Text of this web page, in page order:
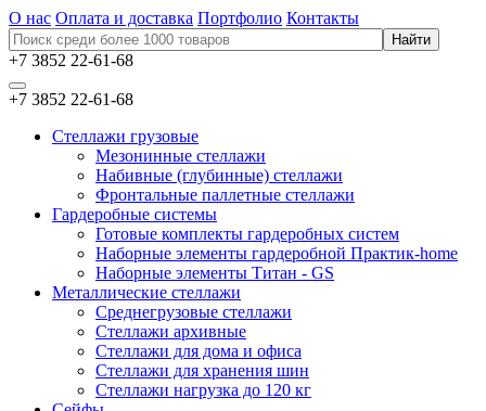
О нас Оплата и доставка Портфолио Контакты
+7 3852 22-61-68
+7 3852 22-61-68
Стеллажи грузовые
Мезонинные стеллажи
Набивные (глубинные) стеллажи
Фронтальные паллетные стеллажи
Гардеробные системы
Готовые комплекты гардеробных систем
Наборные элементы гардеробной Практик-home
Наборные элементы Титан - GS
Металлические стеллажи
Среднегрузовые стеллажи
Стеллажи архивные
Стеллажи для дома и офиса
Стеллажи для хранения шин
Стеллажи нагрузка до 120 кг